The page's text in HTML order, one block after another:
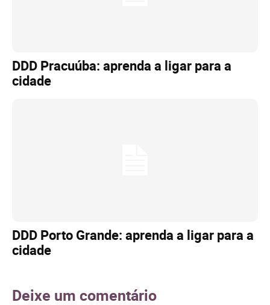
DDD Pracuúba: aprenda a ligar para a
cidade
DDD Porto Grande: aprenda a ligar para a
cidade
Deixe um comentário